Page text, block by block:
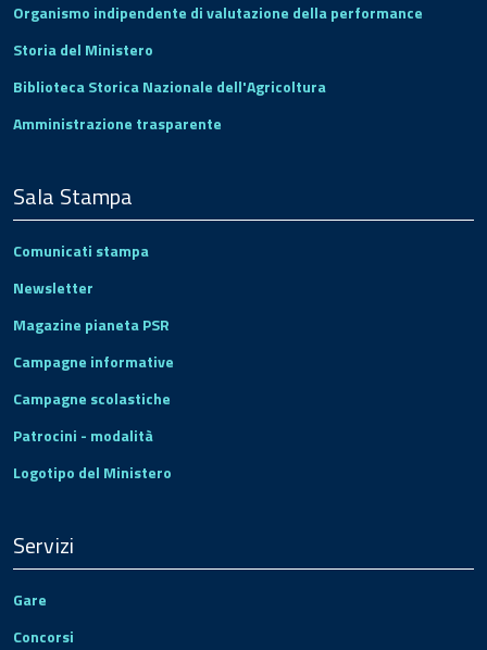
Organismo indipendente di valutazione della performance
Storia del Ministero
Biblioteca Storica Nazionale dell'Agricoltura
Amministrazione trasparente
Sala Stampa
Comunicati stampa
Newsletter
Magazine pianeta PSR
Campagne informative
Campagne scolastiche
Patrocini - modalità
Logotipo del Ministero
Servizi
Gare
Concorsi